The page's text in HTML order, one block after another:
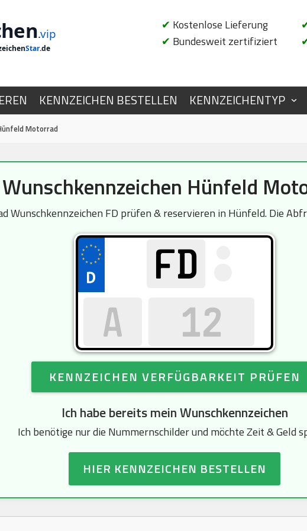
.vip
Star.de
✔ Kostenlose Lieferung
✔ Bundesweit zertifiziert
KENNZEICHEN BESTELLEN KENNZEICHENTYP
Motorrad
Wunschkennzeichen Hünfeld
Wunschkennzeichen FD prüfen & reservieren in Hünfeld. Die
KENNZEICHEN VERFÜGBARKEIT PRÜFEN
Ich habe bereits mein Wunschkennzeichen
Ich benötige nur die Nummernschilder und möchte Zeit & Geld
HIER KENNZEICHEN BESTELLEN